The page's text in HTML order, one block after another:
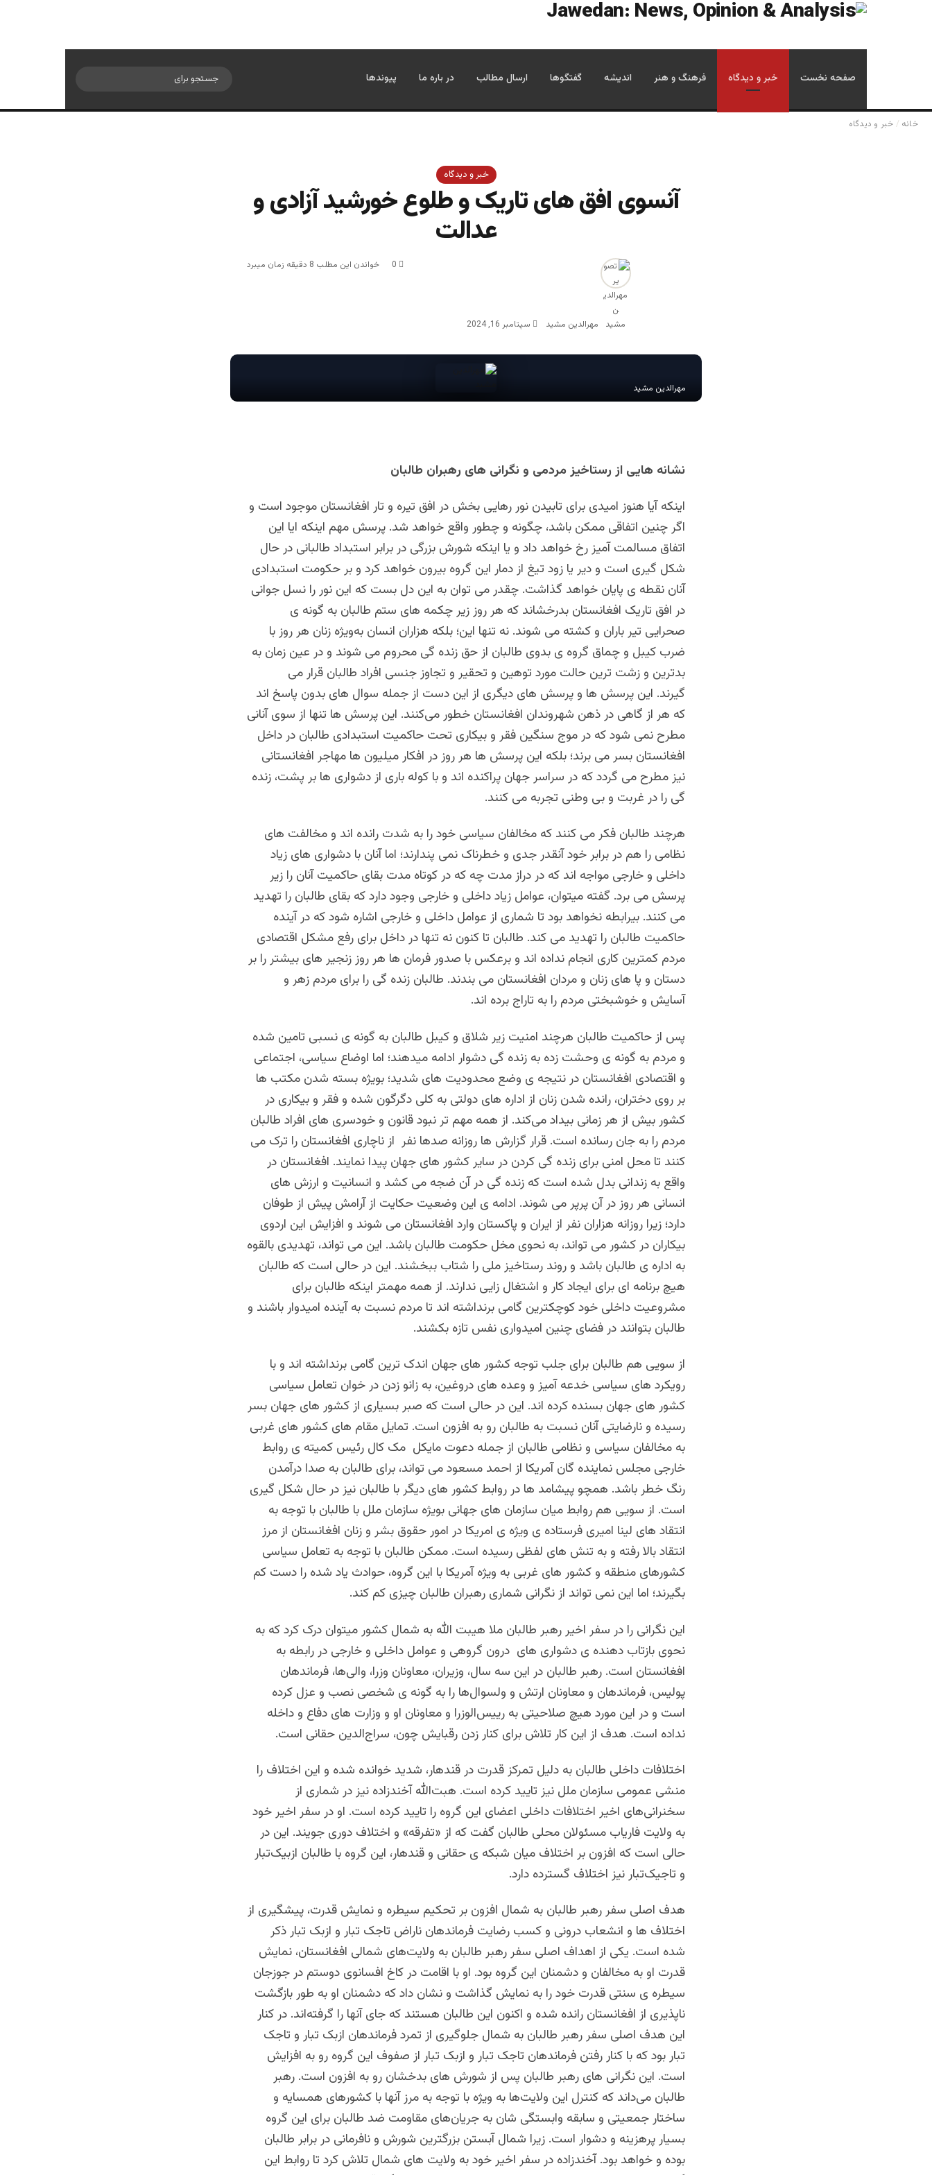
صفحه نخست خبر و دیدگاه فرهنگ و هنر اندیشه گفتگوها ارسال مطالب در باره ما پیوندها
خانه / خبر و دیدگاه
خبر و دیدگاه
آنسوی افق های تاریک و طلوع خورشید آزادی و
عدالت
مهرالدین مشید سپتامبر 16, 2024
0 خواندن این مطلب 8 دقیقه زمان میبرد
مهرالدین مشید
نشانه هایی از رستاخیز مردمی و نگرانی های رهبران طالبان
اینکه آیا هنوز امیدی برای تابیدن نور رهایی بخش در افق تیره و تار افغانستان موجود است و
اگر چنین اتفاقی ممکن باشد، چگونه و چطور واقع خواهد شد. پرسش مهم اینکه ایا این
اتفاق مسالمت آمیز رخ خواهد داد و یا اینکه شورش بزرگی در برابر استبداد طالبانی در حال
شکل گیری است و دیر یا زود تیغ از دمار این گروه بیرون خواهد کرد و بر حکومت استبدادی
آنان نقطه ی پایان خواهد گذاشت. چقدر می توان به این دل بست که این نور را نسل جوانی
در افق تاریک افغانستان بدرخشاند که هر روز زیر چکمه های ستم طالبان به گونه ی
صحرایی تیر باران و کشته می شوند. نه تنها این؛ بلکه هزاران انسان به‌ویژه زنان هر روز با
ضرب کیبل و چماق گروه ی بدوی طالبان از حق زنده گی محروم می شوند و در عین زمان به
بدترین و زشت ترین حالت مورد توهین و تحقیر و تجاوز جنسی افراد طالبان قرار می
گیرند. این پرسش ها و پرسش های دیگری از این دست از جمله سوال های بدون پاسخ اند
که هر از گاهی در ذهن شهروندان افغانستان خطور می‌کنند. این پرسش ها تنها از سوی آنانی
مطرح نمی شود که در موج سنگین فقر و بیکاری تحت حاکمیت استبدادی طالبان در داخل
افغانستان بسر می برند؛ بلکه این پرسش ها هر روز در افکار میلیون ها مهاجر افغانستانی
نیز مطرح می گردد که در سراسر جهان پراکنده اند و با کوله باری از دشواری ها بر پشت، زنده
گی را در غربت و بی وطنی تجربه می کنند.
هرچند طالبان فکر می کنند که مخالفان سیاسی خود را به شدت رانده اند و مخالفت های
نظامی را هم در برابر خود آنقدر جدی و خطرناک نمی پندارند؛ اما آنان با دشواری های زیاد
داخلی و خارجی مواجه اند که در دراز مدت چه که در کوتاه مدت بقای حاکمیت آنان را زیر
پرسش می برد. گفته میتوان، عوامل زیاد داخلی و خارجی وجود دارد که بقای طالبان را تهدید
می کنند. بیرابطه نخواهد بود تا شماری از عوامل داخلی و خارجی اشاره شود که در آینده
حاکمیت طالبان را تهدید می کند. طالبان تا کنون نه تنها در داخل برای رفع مشکل اقتصادی
مردم کمترین کاری انجام نداده اند و برعکس با صدور فرمان ها هر روز زنجیر های بیشتر را بر
دستان و پا های زنان و مردان افغانستان می بندند. طالبان زنده گی را برای مردم زهر و
آسایش و خوشبختی مردم را به تاراج برده اند.
پس از حاکمیت طالبان هرچند امنیت زیر شلاق و کیبل طالبان به گونه ی نسبی تامین شده
و مردم به گونه ی وحشت زده به زنده گی دشوار ادامه میدهند؛ اما اوضاع سیاسی، اجتماعی
و اقتصادی افغانستان در نتیجه ی وضع محدودیت های شدید؛ بویژه بسته شدن مکتب ها
بر روی دختران، رانده شدن زنان از اداره های دولتی به کلی دگرگون شده و فقر و بیکاری در
کشور بیش از هر زمانی بیداد می‌کند. از همه مهم تر نبود قانون و خودسری های افراد طالبان
مردم را به جان رسانده است. قرار گزارش ها روزانه صدها نفر از ناچاری افغانستان را ترک می
کنند تا محل امنی برای زنده گی کردن در سایر کشور های جهان پیدا نمایند. افغانستان در
واقع به زندانی بدل شده است که زنده گی در آن ضجه می کشد و انسانیت و ارزش های
انسانی هر روز در آن پرپر می شوند. ادامه ی این وضعیت حکایت از آرامش پیش از طوفان
دارد؛ زیرا روزانه هزاران نفر از ایران و پاکستان وارد افغانستان می شوند و افزایش این اردوی
بیکاران در کشور می تواند، به نحوی مخل حکومت طالبان باشد. این می تواند، تهدیدی بالقوه
به اداره ی طالبان باشد و روند رستاخیز ملی را شتاب ببخشند. این در حالی است که طالبان
هیچ برنامه ای برای ایجاد کار و اشتغال زایی ندارند. از همه مهمتر اینکه طالبان برای
مشر‌وعیت داخلی خود کوچکترین گامی برنداشته اند تا مردم نسبت به آینده امیدوار باشند و
طالبان بتوانند در فضای چنین امیدواری نفس تازه بکشند.
از سویی هم طالبان برای جلب توجه کشور های جهان اندک ترین گامی برنداشته اند و با
رویکرد های سیاسی خدعه آمیز و وعده های دروغین، به زانو زدن در خوان تعامل سیاسی
کشور های جهان بسنده کرده اند. این در حالی است که صبر بسیاری از کشور های جهان بسر
رسیده و نارضایتی آنان نسبت به طالبان رو به افزون است. تمایل مقام های کشور های غربی
به مخالفان سیاسی و نظامی طالبان از جمله دعوت مایکل مک کال رئیس کمیته ی روابط
خارجی مجلس نماینده گان آمریکا از احمد مسعود می تواند، برای طالبان به صدا درآمدن
رنگ خطر باشد. همچو پیشامد ها در روابط کشور های دیگر با طالبان نیز در حال شکل گیری
است. از سویی هم روابط میان سازمان های جهانی بویژه سازمان ملل با طالبان با توجه به‌
انتقاد های لینا امیری فرستاده ی ویژه ی امریکا در امور حقوق بشر و زنان افغانستان از مرز
انتقاد بالا رفته و به تنش های لفظی رسیده است. ممکن طالبان با توجه به‌ تعامل سیاسی
کشورهای منطقه و کشور های غربی به ویژه آمریکا با این گروه، حوادث یاد شده را دست کم
بگیرند؛ اما این نمی تواند از نگرانی شماری رهبران طالبان چیزی کم کند.
این نگرانی را در سفر اخیر رهبر طالبان ملا هیبت الله به شمال کشور میتوان درک کرد که به
نحوی بازتاب دهنده ی دشواری های درون گروهی و عوامل داخلی و خارجی در رابطه به
افغانستان است. رهبر طالبان در این سه سال، وزیران، معاونان وزرا، والی‌ها، فرماندهان
پولیس، فرماندهان و معاونان ارتش و ولسوال‌ها را به گونه ی شخصی نصب و عزل کرده
است و در این مورد هیچ صلاحیتی به رییس‌الوزرا و معاونان او و وزارت های دفاع و داخله
نداده است. هدف از این کار تلاش برای کنار زدن رقبایش چون، سراج‌الدین حقانی است.
اختلافات داخلی طالبان به دلیل تمرکز قدرت در قندهار، شدید خوانده شده و این اختلاف را
منشی عمومی سازمان ملل نیز تایید کرده است. هبت‌الله آخندزاده نیز در شماری از
سخنرانی‌های اخیر اختلافات داخلی اعضای این گروه را تایید کرده است. او در سفر اخیر خود
به ولایت فاریاب مسئولان محلی طالبان گفت که از «تفرقه» و اختلاف دوری جویند. این در
حالی است که افزون بر اختلاف میان شبکه ی حقانی و قندهار، این گروه با طالبان ازبیک‌تبار
و تاجیک‌تبار نیز اختلاف گسترده دارد.
هدف اصلی سفر رهبر طالبان به شمال افزون بر تحکیم سیطره و نمایش قدرت، پیشگیری از
اختلاف ها و انشعاب درونی و کسب رضایت فرماندهان ناراض تاجک تبار و ازبک تبار ذکر
شده است. یکی از اهداف اصلی سفر رهبر طالبان به ولایت‌های شمالی افغانستان، نمایش
قدرت او به مخالفان و دشمنان این گروه بود. او با اقامت در کاخ افسانوی دوستم در جوزجان
سیطره ی سنتی قدرت خود را به نمایش گذاشت و نشان داد که دشمنان او به طور بازگشت
ناپذیری از افغانستان رانده شده و اکنون این طالبان هستند که جای آنها را گرفته‌اند. در کنار
این هدف اصلی سفر رهبر طالبان به شمال جلوگیری از تمرد فرماندهان ازبک تبار و تاجک
تبار بود که با کنار رفتن فرماندهان تاجک تبار و ازبک تبار از صفوف این گروه رو به افزایش
است. این نگرانی های رهبر طالبان پس از شورش های بدخشان رو به افزون است. رهبر
طالبان می‌داند که کنترل این ولایت‌ها به ویژه با توجه به مرز آنها با کشورهای همسایه و
ساختار جمعیتی و سابقه وابستگی شان به جریان‌های مقاومت ضد طالبان برای این گروه
بسیار پرهزینه و دشوار است. زیرا شمال آبستن بزرگترین شورش و نافرمانی در برابر طالبان
بوده و خواهد بود. آخندزاده در سفر اخیر خود به ولایت های شمال تلاش کرد تا روابط این